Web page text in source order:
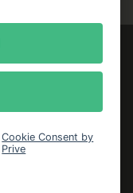
Cookie Consent by
Prive